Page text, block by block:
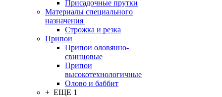
Присадочные прутки
Материалы специального
назначения
Строжка и резка
Припои
Припои оловянно-
свинцовые
Припои
высокотехнологичные
Олово и баббит
+ ЕЩЕ 1